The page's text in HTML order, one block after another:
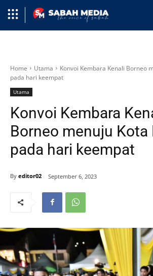
Home Utama
Konvoi Kembara Kenali Borneo
pada hari keempat
Utama
Konvoi Kembara
Borneo menuju Kota
pada hari keempat
By editor02 September 6, 2023